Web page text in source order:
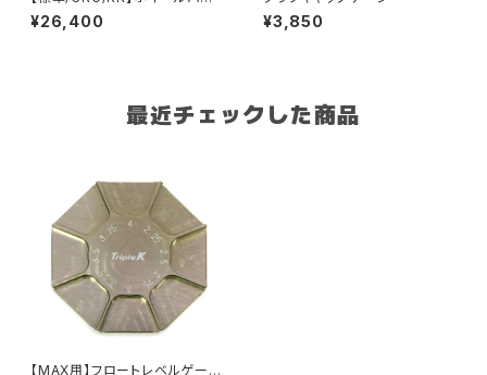
ンサー スピンドル
¥26,400 ¥3,850
最近チェックした商品
【MAX用】フロートレベルゲージ